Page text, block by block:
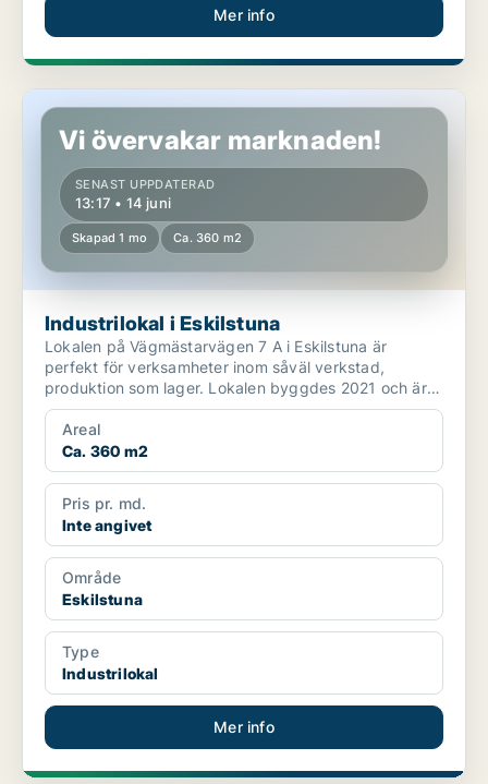
Mer info
Industrilokal i Eskilstuna
Vi övervakar marknaden!
SENAST UPPDATERAD
13:17 • 14 juni
Skapad 1 mo Ca. 360 m2
Industrilokal i Eskilstuna
Lokalen på Vägmästarvägen 7 A i Eskilstuna är
perfekt för verksamheter inom såväl verkstad,
produktion som lager. Lokalen byggdes 2021 och är i
toppskick ...
Areal
Ca. 360 m2
Pris pr. md.
Inte angivet
Område
Eskilstuna
Type
Industrilokal
Mer info